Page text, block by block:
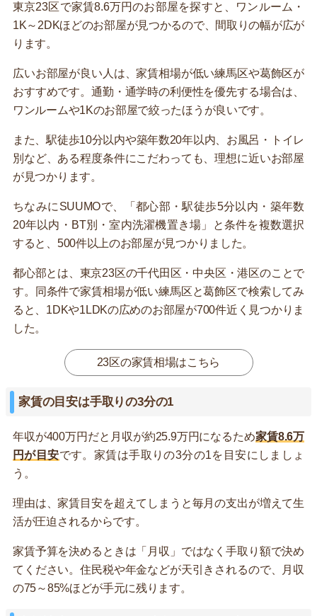
東京23区で家賃8.6万円のお部屋を探すと、ワンルーム・
1K～2DKほどのお部屋が見つかるので、間取りの幅が広が
ります。
広いお部屋が良い人は、家賃相場が低い練馬区や葛飾区が
おすすめです。通勤・通学時の利便性を優先する場合は、
ワンルームや1Kのお部屋で絞ったほうが良いです。
また、駅徒歩10分以内や築年数20年以内、お風呂・トイレ
別など、ある程度条件にこだわっても、理想に近いお部屋
が見つかります。
ちなみにSUUMOで、「都心部・駅徒歩5分以内・築年数
20年以内・BT別・室内洗濯機置き場」と条件を複数選択
すると、500件以上のお部屋が見つかりました。
都心部とは、東京23区の千代田区・中央区・港区のことで
す。同条件で家賃相場が低い練馬区と葛飾区で検索してみ
ると、1DKや1LDKの広めのお部屋が700件近く見つかりま
した。
23区の家賃相場はこちら
家賃の目安は手取りの3分の1
年収が400万円だと月収が約25.9万円になるため家賃8.6万
円が目安です。家賃は手取りの3分の1を目安にしましょ
う。
理由は、家賃目安を超えてしまうと毎月の支出が増えて生
活が圧迫されるからです。
家賃予算を決めるときは「月収」ではなく手取り額で決め
てください。住民税や年金などが天引きされるので、月収
の75～85%ほどが手元に残ります。